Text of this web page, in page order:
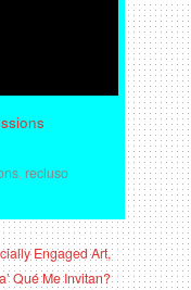
, recluso
Engaged Art,
Qué Me Invitan?